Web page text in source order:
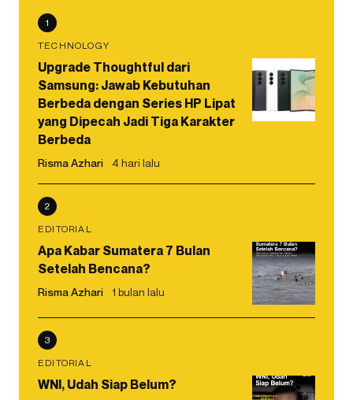
1
TECHNOLOGY
Upgrade Thoughtful dari
Samsung: Jawab Kebutuhan
Berbeda dengan Series HP Lipat
yang Dipecah Jadi Tiga Karakter
Berbeda
Risma Azhari 4 hari lalu
2
EDITORIAL
Apa Kabar Sumatera 7 Bulan
Setelah Bencana?
Risma Azhari 1 bulan lalu
3
EDITORIAL
WNI, Udah Siap Belum?